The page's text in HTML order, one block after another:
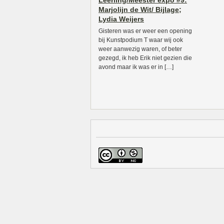
Marjolijn de Wit/ Bijlage;
Lydia Weijers
Gisteren was er weer een opening
bij Kunstpodium T waar wij ook
weer aanwezig waren, of beter
gezegd, ik heb Erik niet gezien die
avond maar ik was er in […]